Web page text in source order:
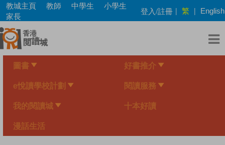
Skip
main
content
教城主頁 教師 中學生
小學生
家長
登入/註冊 | 繁 | English
圖書 好書推介
e悅讀學校計劃 閱讀服務
我的閱讀城 十本好讀
漫話生活